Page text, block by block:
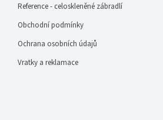
Reference - celoskleněné zábradlí
Obchodní podmínky
Ochrana osobních údajů
Vratky a reklamace